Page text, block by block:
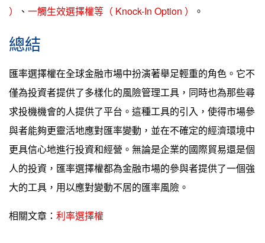
）
、 一觸生效選擇權等（ Knock-In Option ） 。
總結
匯率選擇權在全球金融市場中扮演著舉足輕重的角色。它不
僅為投資者提供了多樣化的風險管理工具，同時也為那些尋
求投機機會的人提供了平台。這種工具的引入，使得市場參
與者能夠更靈活地應對匯率變動，並在不確定的經濟環境中
更具信心地進行投資和經營。無論是企業的國際貿易還是個
人的投資，匯率選擇權都為金融市場的參與者提供了一個強
大的工具，用以應對變動不居的匯率風險。
相關文章： 利率選擇權